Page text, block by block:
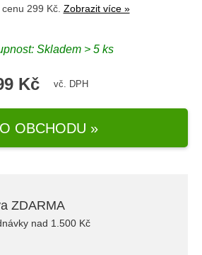
299 Kč. Zobrazit více »
Skladem > 5 ks
Kč vč. DPH
OBCHODU »
ZDARMA
nad 1.500 Kč